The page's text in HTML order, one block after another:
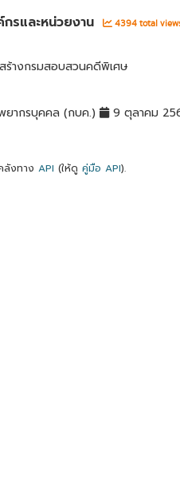
รและหน่วยงาน 4394 total
สร้างกรมสอบสวนคดีพิเศษ
ยากรบุคคล (กบค.) 9 ตุลาคม
ลังทาง API (ให้ดู คู่มือ API).